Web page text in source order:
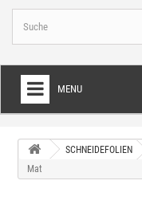
MENU
FOLIEN FÜR VOLLVERKLEBUNGEN
SCHNEIDEFOLIEN
Mat